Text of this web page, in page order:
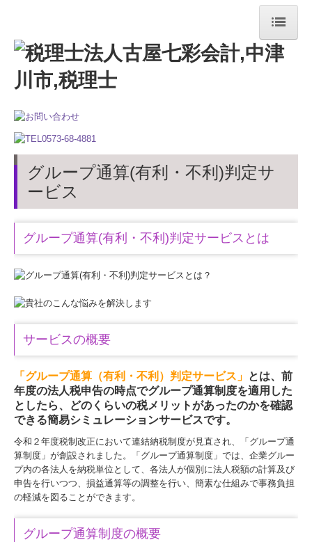
ホーム
法人の特長
法人案内
法人概要
経営理念
リンク集
サービス案内
法人・個人事業者の方
デジタル化支援
確定申告
創業支援・会社設立
企業防衛・リスクマネジメント
顧問契約の流れ
料金について
グループ通算(有利・不利)判定サ
ービス
グループ通算(有利・不利)判定サービスとは
サービスの概要
「グループ通算（有利・不利）判定サービス」 とは、前
年度の法人税申告の時点でグループ通算制度を適用した
としたら、どのくらいの税メリットがあったのかを確認
できる簡易シミュレーションサービスです。
令和２年度税制改正において連結納税制度が見直され、「グループ通
算制度」が創設されました。「グループ通算制度」では、企業グルー
プ内の各法人を納税単位として、各法人が個別に法人税額の計算及び
申告を行いつつ、損益通算等の調整を行い、簡素な仕組みで事務負担
の軽減を図ることができます。
グループ通算制度の概要